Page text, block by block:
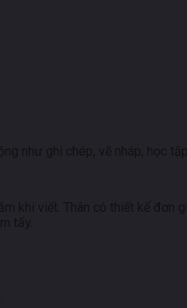
như ghi chép, vẽ nháp, học tập.
khi viết. Thân có thiết kế đơn
tẩy.